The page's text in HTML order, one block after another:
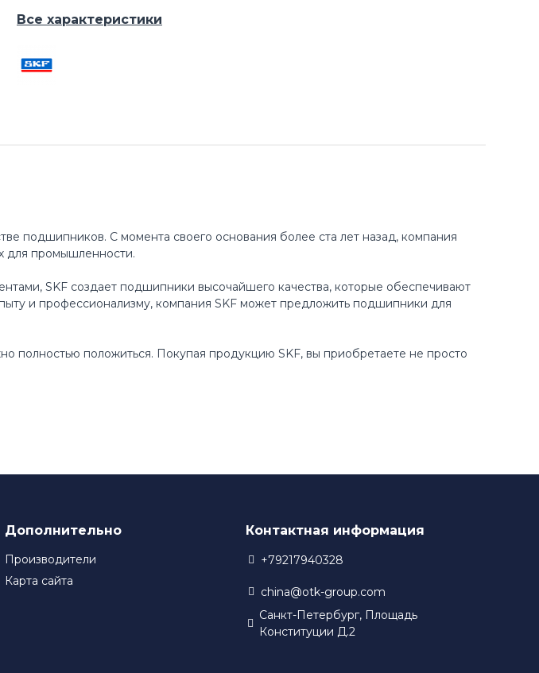
Все характеристики
подшипников. С момента своего основания более ста лет назад, компания
для промышленности.
SKF создает подшипники высочайшего качества, которые обеспечивают
и профессионализму, компания SKF может предложить подшипники для
полностью положиться. Покупая продукцию SKF, вы приобретаете не просто
Дополнительно
Производители
Карта сайта
Контактная информация
+79217940328
china@otk-group.com
Санкт-Петербург, Площадь
Конституции Д.2